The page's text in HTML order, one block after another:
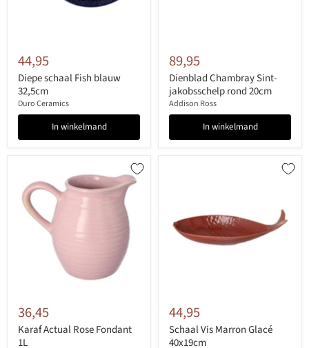
44,95
Diepe schaal Fish blauw
32,5cm
Duro Ceramics
In winkelmand
89,95
Dienblad Chambray Sint-
jakobsschelp rond 20cm
Addison Ross
In winkelmand
36,45
Karaf Actual Rose Fondant
1L
44,95
Schaal Vis Marron Glacé
40x19cm